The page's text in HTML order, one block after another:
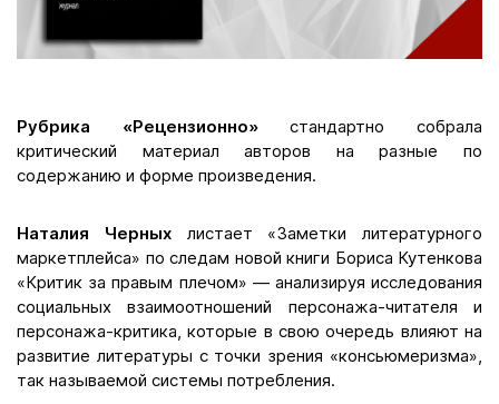
Рубрика «Рецензионно»стандартно собрала
критический материал авторов на разные по
содержанию и форме произведения.
Наталия Черныхлистает «Заметки литературного
маркетплейса» по следам новой книги Бориса Кутенкова
«Критик за правым плечом» — анализируя исследования
социальных взаимоотношений персонажа-читателя и
персонажа-критика, которые в свою очередь влияют на
развитие литературы с точки зрения «консьюмеризма»,
так называемой системы потребления.